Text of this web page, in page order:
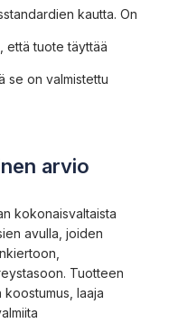
kautta. On
että tuote täyttää
se on valmistettu
arvio
kokonaisvaltaista
avulla, joiden
Tuotteen
laaja